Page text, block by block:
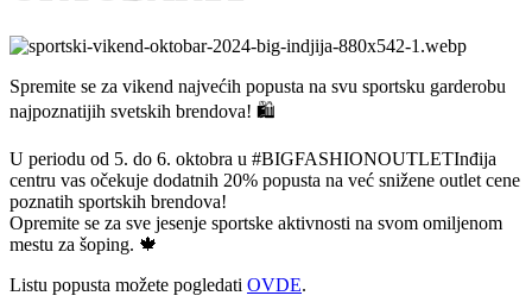
Spremite se za vikend najvećih popusta na svu sportsku garderobu
najpoznatijih svetskih brendova! 🛍
U periodu od 5. do 6. oktobra u #BIGFASHIONOUTLETInđija
centru vas očekuje dodatnih 20% popusta na već snižene outlet cene
poznatih sportskih brendova!
Opremite se za sve jesenje sportske aktivnosti na svom omiljenom
mestu za šoping. 🍁
Listu popusta možete pogledati OVDE.